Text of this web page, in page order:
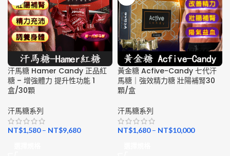
汗馬糖 Hamer Candy 正品紅
糖 – 增強體力 提升性功能 1
盒/30顆
汗馬糖系列
NT$1,580– NT$9,680
黃金糖 Acfive-Candy 七代汗
馬糖｜強效精力糖 壯陽補腎30
顆/盒
汗馬糖系列
NT$1,680– NT$10,000